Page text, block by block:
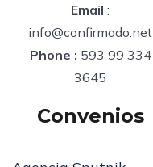
Email :
info@confirmado.net
Phone : 593 99 334
3645
Convenios